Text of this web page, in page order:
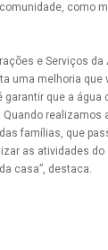
como
e Serviços da
uma melhoria que
garantir que a
realizamos
famílias, que
as atividades do
casa”, destaca.